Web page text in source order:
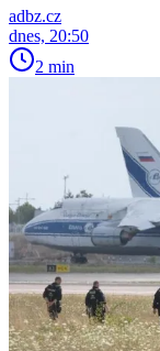
adbz.cz
dnes, 20:50
2 min